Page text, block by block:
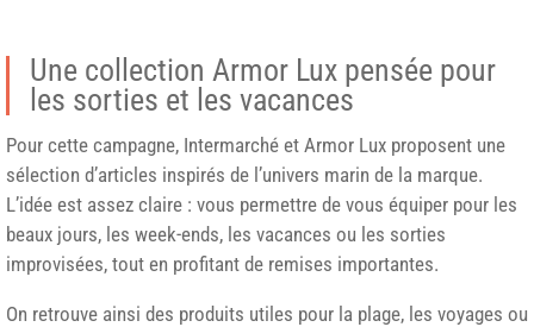
Une collection Armor Lux pensée pour
les sorties et les vacances
Pour cette campagne, Intermarché et Armor Lux proposent une
sélection d’articles inspirés de l’univers marin de la marque.
L’idée est assez claire : vous permettre de vous équiper pour les
beaux jours, les week-ends, les vacances ou les sorties
improvisées, tout en profitant de remises importantes.
On retrouve ainsi des produits utiles pour la plage, les voyages ou